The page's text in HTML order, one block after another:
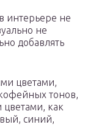
интерьере не
не
добавлять
цветами,
тонов,
как
синий,